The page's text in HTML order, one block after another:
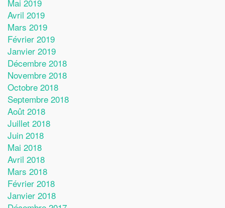
Mai 2019
Avril 2019
Mars 2019
Février 2019
Janvier 2019
Décembre 2018
Novembre 2018
Octobre 2018
Septembre 2018
Août 2018
Juillet 2018
Juin 2018
Mai 2018
Avril 2018
Mars 2018
Février 2018
Janvier 2018